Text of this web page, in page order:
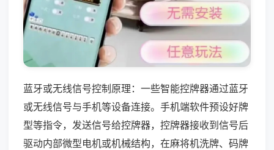
蓝牙或无线信号控制原理：一些智能控牌器通过蓝牙
或无线信号与手机等设备连接。手机端软件预设好牌
型等指令，发送信号给控牌器，控牌器接收到信号后
驱动内部微型电机或机械结构，在麻将机洗牌、码牌